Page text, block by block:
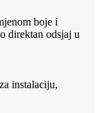
boje i
direktan odsjaj u
instalaciju,